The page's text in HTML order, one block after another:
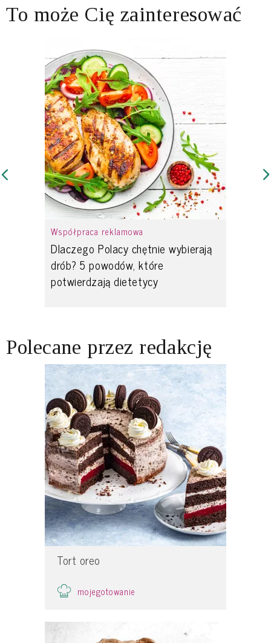
To może Cię zainteresować
Współpraca reklamowa
Dlaczego Polacy chętnie wybierają
drób? 5 powodów, które
potwierdzają dietetycy
Polecane przez redakcję
Tort oreo
mojegotowanie